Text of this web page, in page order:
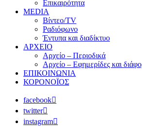
Επικαιρότητα
MEDIA
Βίντεο/TV
Ραδιόφωνο
Έντυπα και διαδίκτυο
ΑΡΧΕΙΟ
Αρχείο – Περιοδικά
Αρχείο – Εφημερίδες και
ΕΠΙΚΟΙΝΩΝΙΑ
ΚΟΡΟΝΟΪΟΣ
facebook
twitter
instagram